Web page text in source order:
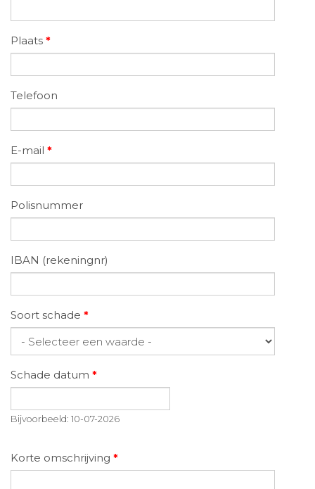
Plaats *
Telefoon
E-mail *
Polisnummer
IBAN (rekeningnr)
Soort schade *
Schade datum *
Bijvoorbeeld: 10-07-2026
Korte omschrijving *